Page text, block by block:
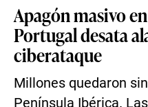
Apagón masivo
Portugal desata
ciberataque
Millones quedaron
Península Ibérica.